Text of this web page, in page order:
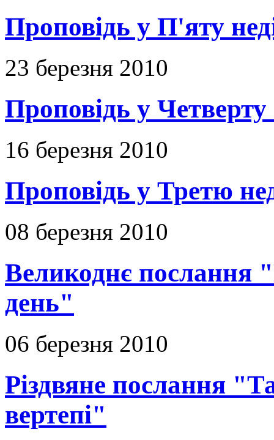
Проповідь у П'яту
23 березня 2010
Проповідь у
16 березня 2010
Проповідь у Третю
08 березня 2010
Великоднє послання
день"
06 березня 2010
Різдвяне послання
вертепі"